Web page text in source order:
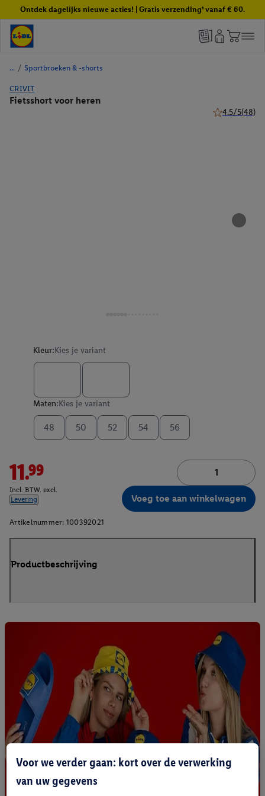
Ontdek dagelijks nieuwe acties! | Gratis verzending¹ vanaf € 60.
/ Sportbroeken & -shorts
CRIVIT
Fietsshort voor heren
4.5/5(48)
Kleur:Kies je variant
Maten:Kies je variant
48 50 52 54 56
11.99
Incl. BTW. excl.
Levering
Voeg toe aan winkelwagen
Artikelnummer: 100392021
Productbeschrijving
Voor we verder gaan: kort over de verwerking
van uw gegevens